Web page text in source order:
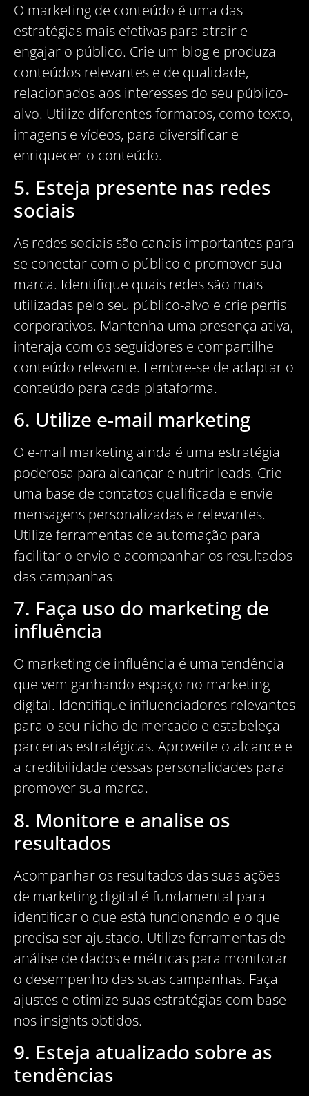
O marketing de conteúdo é uma das
estratégias mais efetivas para atrair e
engajar o público. Crie um blog e produza
conteúdos relevantes e de qualidade,
relacionados aos interesses do seu público-
alvo. Utilize diferentes formatos, como texto,
imagens e vídeos, para diversificar e
enriquecer o conteúdo.
5. Esteja presente nas redes
sociais
As redes sociais são canais importantes para
se conectar com o público e promover sua
marca. Identifique quais redes são mais
utilizadas pelo seu público-alvo e crie perfis
corporativos. Mantenha uma presença ativa,
interaja com os seguidores e compartilhe
conteúdo relevante. Lembre-se de adaptar o
conteúdo para cada plataforma.
6. Utilize e-mail marketing
O e-mail marketing ainda é uma estratégia
poderosa para alcançar e nutrir leads. Crie
uma base de contatos qualificada e envie
mensagens personalizadas e relevantes.
Utilize ferramentas de automação para
facilitar o envio e acompanhar os resultados
das campanhas.
7. Faça uso do marketing de
influência
O marketing de influência é uma tendência
que vem ganhando espaço no marketing
digital. Identifique influenciadores relevantes
para o seu nicho de mercado e estabeleça
parcerias estratégicas. Aproveite o alcance e
a credibilidade dessas personalidades para
promover sua marca.
8. Monitore e analise os
resultados
Acompanhar os resultados das suas ações
de marketing digital é fundamental para
identificar o que está funcionando e o que
precisa ser ajustado. Utilize ferramentas de
análise de dados e métricas para monitorar
o desempenho das suas campanhas. Faça
ajustes e otimize suas estratégias com base
nos insights obtidos.
9. Esteja atualizado sobre as
tendências